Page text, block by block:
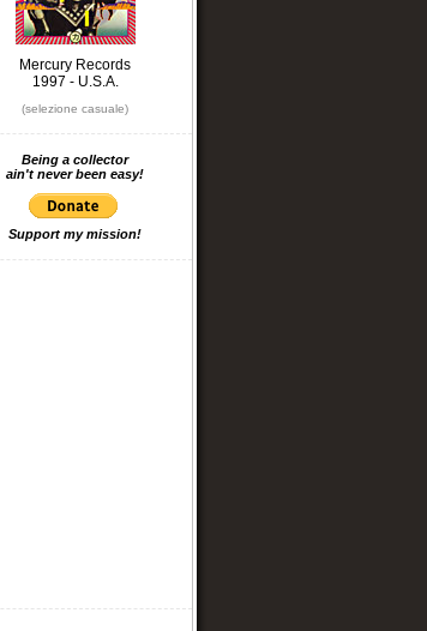
Mercury Records
1997 - U.S.A.
(selezione casuale)
Being a collector
ain't never been easy!
Support my mission!